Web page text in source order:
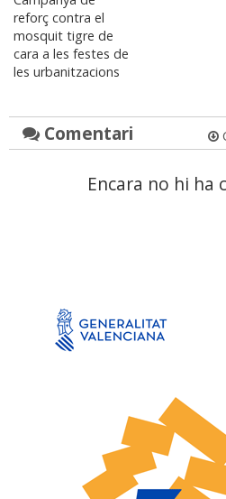
reforç contra el
mosquit tigre de
cara a les festes de
les urbanitzacions
Comentari
Encara no hi ha